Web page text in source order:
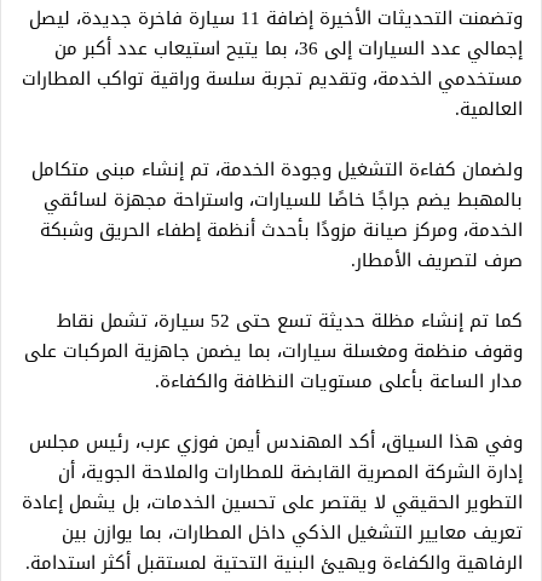
وتضمنت التحديثات الأخيرة إضافة 11 سيارة فاخرة جديدة، ليصل
إجمالي عدد السيارات إلى 36، بما يتيح استيعاب عدد أكبر من
مستخدمي الخدمة، وتقديم تجربة سلسة وراقية تواكب المطارات
العالمية.
ولضمان كفاءة التشغيل وجودة الخدمة، تم إنشاء مبنى متكامل
بالمهبط يضم جراجًا خاصًا للسيارات، واستراحة مجهزة لسائقي
الخدمة، ومركز صيانة مزودًا بأحدث أنظمة إطفاء الحريق وشبكة
صرف لتصريف الأمطار.
كما تم إنشاء مظلة حديثة تسع حتى 52 سيارة، تشمل نقاط
وقوف منظمة ومغسلة سيارات، بما يضمن جاهزية المركبات على
مدار الساعة بأعلى مستويات النظافة والكفاءة.
وفي هذا السياق، أكد المهندس أيمن فوزي عرب، رئيس مجلس
إدارة الشركة المصرية القابضة للمطارات والملاحة الجوية، أن
التطوير الحقيقي لا يقتصر على تحسين الخدمات، بل يشمل إعادة
تعريف معايير التشغيل الذكي داخل المطارات، بما يوازن بين
الرفاهية والكفاءة ويهيئ البنية التحتية لمستقبل أكثر استدامة.